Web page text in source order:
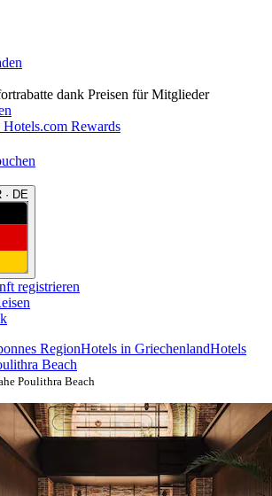
dank Preisen für Mitglieder
Rewards
· DE
registrieren
RegionHotels in GriechenlandHotels
Beach
Poulithra Beach